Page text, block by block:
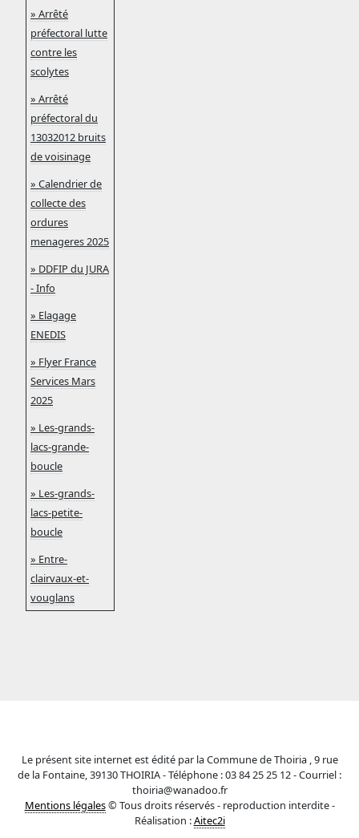
» Arrêté
préfectoral lutte
contre les
scolytes
» Arrêté
préfectoral du
13032012 bruits
de voisinage
» Calendrier de
collecte des
ordures
menageres 2025
» DDFIP du JURA
- Info
» Elagage
ENEDIS
» Flyer France
Services Mars
2025
» Les-grands-
lacs-grande-
boucle
» Les-grands-
lacs-petite-
boucle
» Entre-
clairvaux-et-
vouglans
Le présent site internet est édité par la Commune de Thoiria , 9 rue
de la Fontaine, 39130 THOIRIA - Téléphone : 03 84 25 25 12 - Courriel :
thoiria@wanadoo.fr
Mentions légales© Tous droits réservés - reproduction interdite -
Réalisation :Aitec2i